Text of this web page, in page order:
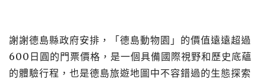
謝謝德島縣政府安排，「德島動物園」的價值遠遠超過
600日圓的門票價格，是一個具備國際視野和歷史底蘊
的體驗行程，也是德島旅遊地圖中不容錯過的生態探索